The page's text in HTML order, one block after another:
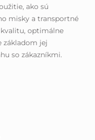
ako sú
misky a transportné
kvalitu, optimálne
základom jej
so zákazníkmi.